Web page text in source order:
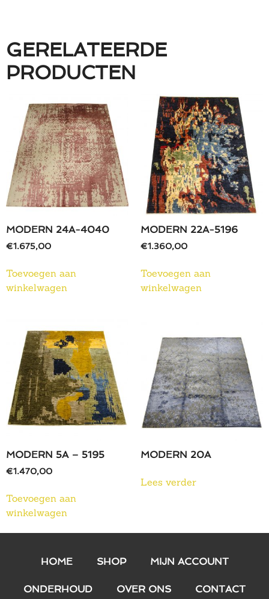
GERELATEERDE
PRODUCTEN
MODERN 24A-4040
€1.675,00
Toevoegen aan
winkelwagen
MODERN 22A-5196
€1.360,00
Toevoegen aan
winkelwagen
MODERN 5A – 5195
€1.470,00
Toevoegen aan
winkelwagen
MODERN 20A
Lees verder
HOME SHOP MIJN ACCOUNT
ONDERHOUD OVER ONS CONTACT